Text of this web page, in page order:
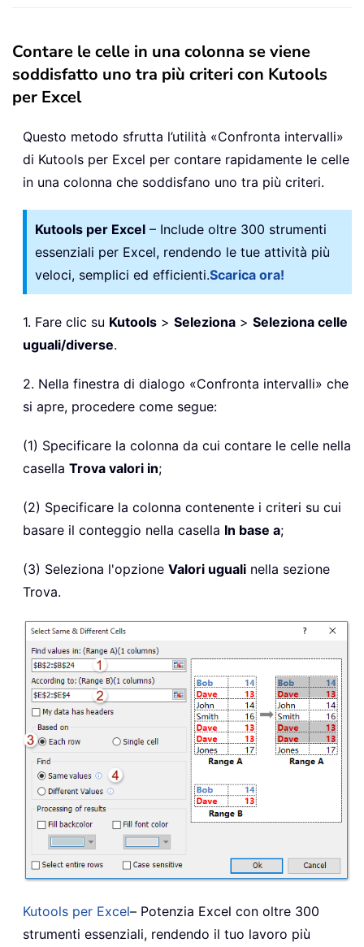
Contare le celle in una colonna se viene
soddisfatto uno tra più criteri con Kutools
per Excel
Questo metodo sfrutta l’utilità «Confronta intervalli»
di Kutools per Excel per contare rapidamente le celle
in una colonna che soddisfano uno tra più criteri.
Kutools per Excel – Include oltre 300 strumenti
essenziali per Excel, rendendo le tue attività più
veloci, semplici ed efficienti.Scarica ora!
1. Fare clic su Kutools > Seleziona > Seleziona celle
uguali/diverse.
2. Nella finestra di dialogo «Confronta intervalli» che
si apre, procedere come segue:
(1) Specificare la colonna da cui contare le celle nella
casella Trova valori in;
(2) Specificare la colonna contenente i criteri su cui
basare il conteggio nella casella In base a;
(3) Seleziona l'opzione Valori uguali nella sezione
Trova.
Kutools per Excel– Potenzia Excel con oltre 300
strumenti essenziali, rendendo il tuo lavoro più